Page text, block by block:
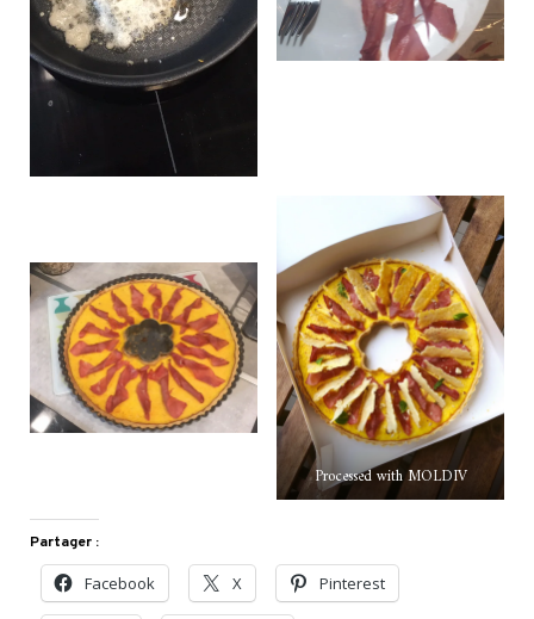
Processed with MOLDIV
Partager :
Facebook X Pinterest